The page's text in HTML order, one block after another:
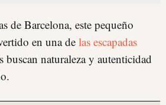
de Barcelona, este pequeño
en una de las escapadas
buscan naturaleza y autenticidad